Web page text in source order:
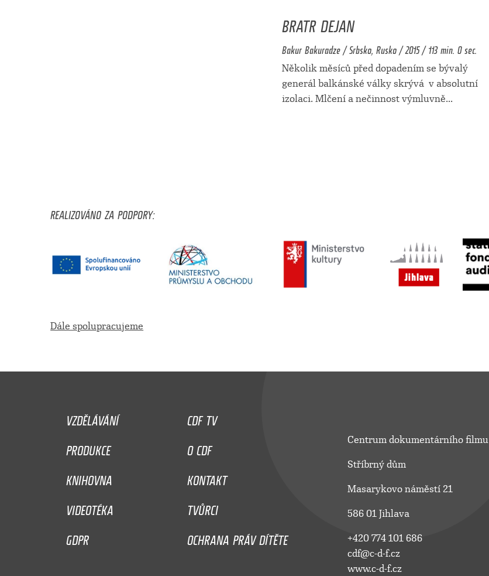
BRATR DEJAN
Bakur Bakuradze / Srbsko, Rusko / 2015 / 113 min. 0 sec.
Několik měsíců před dopadením se bývalý
generál balkánské války skrývá v absolutní
izolaci. Mlčení a nečinnost výmluvně...
REALIZOVÁNO ZA PODPORY:
Dále spolupracujeme
VZDĚLÁVÁNÍ
CDF TV
PRODUKCE
O CDF
KNIHOVNA
KONTAKT
VIDEOTÉKA
TVŮRCI
GDPR
OCHRANA PRÁV DÍTĚTE
Centrum dokumentárního filmu
Stříbrný dům
Masarykovo náměstí 21
586 01 Jihlava
+420 774 101 686
cdf@c-d-f.cz
www.c-d-f.cz